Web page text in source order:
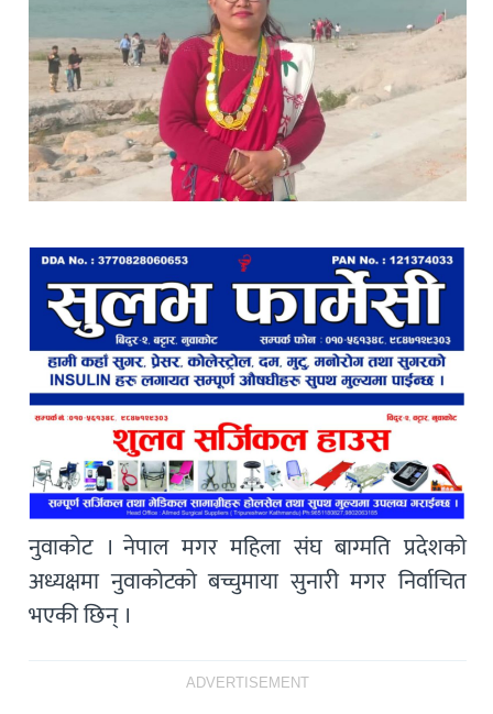
नुवाकोट । नेपाल मगर महिला संघ बाग्मति प्रदेशको
अध्यक्षमा नुवाकोटको बच्चुमाया सुनारी मगर निर्वाचित
भएकी छिन् ।
ADVERTISEMENT